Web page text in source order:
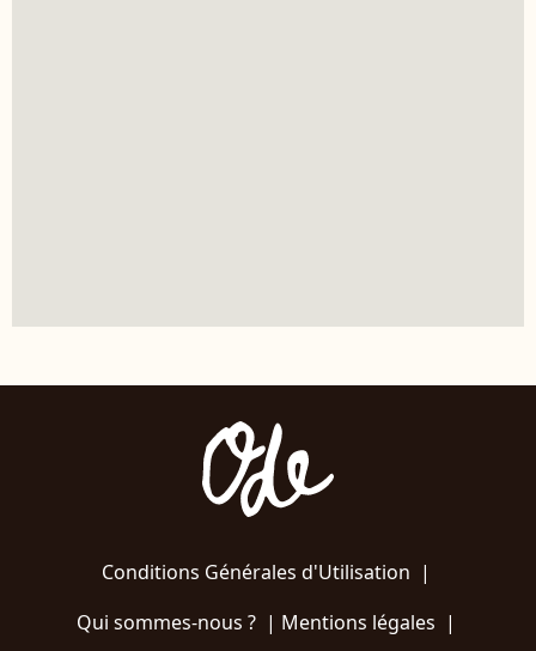
Conditions Générales d'Utilisation |
Qui sommes-nous ?| Mentions légales |